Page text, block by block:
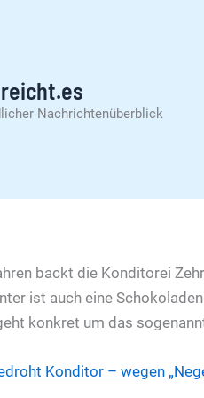
Nachrichtenüberblick
backt die Konditorei
ist auch eine
konkret um das
Konditor – wegen